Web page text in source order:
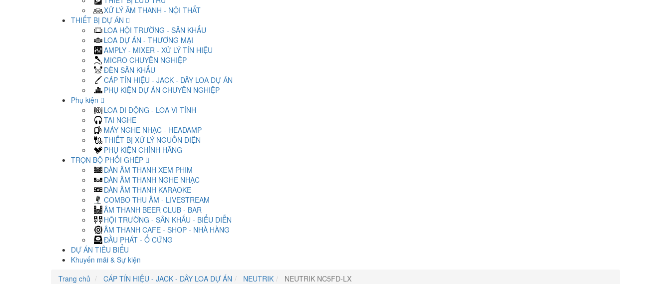
XỬ LÝ ÂM THANH - NỘI THẤT
THIẾT BỊ DỰ ÁN
LOA HỘI TRƯỜNG - SÂN KHẤU
LOA DỰ ÁN - THƯƠNG MẠI
AMPLY - MIXER - XỬ LÝ TÍN HIỆU
MICRO CHUYÊN NGHIỆP
ĐÈN SÂN KHẤU
CÁP TÍN HIỆU - JACK - DÂY LOA DỰ ÁN
PHỤ KIỆN DỰ ÁN CHUYÊN NGHIỆP
Phụ kiện
LOA DI ĐỘNG - LOA VI TÍNH
TAI NGHE
MÁY NGHE NHẠC - HEADAMP
THIẾT BỊ XỬ LÝ NGUỒN ĐIỆN
PHỤ KIỆN CHÍNH HÃNG
TRỌN BỘ PHỐI GHÉP
DÀN ÂM THANH XEM PHIM
DÀN ÂM THANH NGHE NHẠC
DÀN ÂM THANH KARAOKE
COMBO THU ÂM - LIVESTREAM
ÂM THANH BEER CLUB - BAR
HỘI TRƯỜNG - SÂN KHẤU - BIỂU DIỄN
ÂM THANH CAFE - SHOP - NHÀ HÀNG
ĐẦU PHÁT - Ổ CỨNG
DỰ ÁN TIÊU BIỂU
Khuyến mãi & Sự kiện
Trang chủ
CÁP TÍN HIỆU - JACK - DÂY LOA DỰ ÁN NEUTRIK NEUTRIK NC5FD-LX